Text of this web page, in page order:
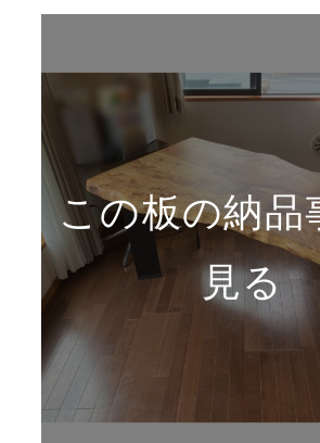
この板の納品
見る